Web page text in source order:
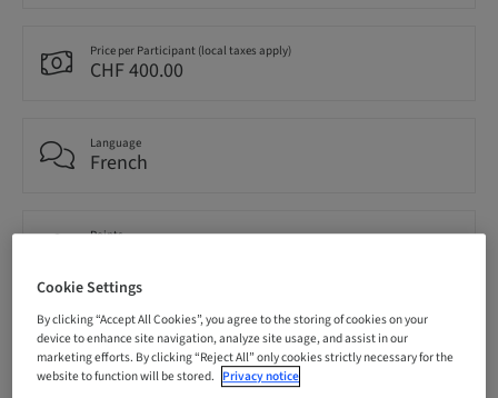
Price per Participant (local taxes apply)
CHF 400.00
Language
French
Points
Audience
National
Cookie Settings
By clicking “Accept All Cookies”, you agree to the storing of cookies on your
device to enhance site navigation, analyze site usage, and assist in our
marketing efforts. By clicking “Reject All” only cookies strictly necessary for the
website to function will be stored. Privacy notice